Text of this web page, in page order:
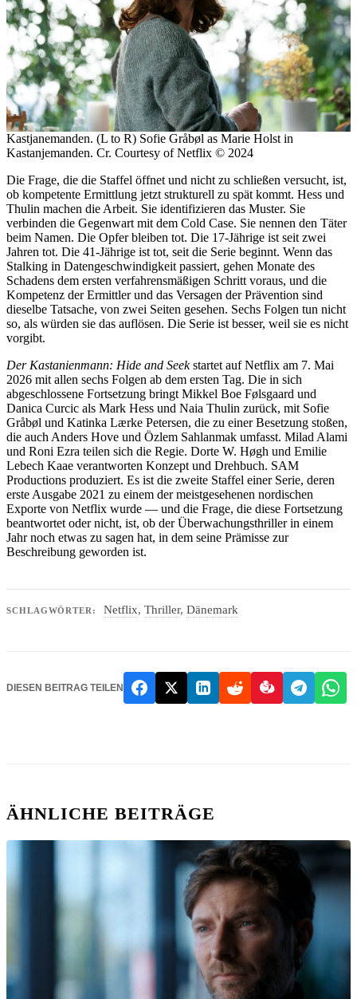
Kastjanemanden. (L to R) Sofie Gråbøl as Marie Holst in
Kastanjemanden. Cr. Courtesy of Netflix © 2024
Die Frage, die die Staffel öffnet und nicht zu schließen versucht, ist,
ob kompetente Ermittlung jetzt strukturell zu spät kommt. Hess und
Thulin machen die Arbeit. Sie identifizieren das Muster. Sie
verbinden die Gegenwart mit dem Cold Case. Sie nennen den Täter
beim Namen. Die Opfer bleiben tot. Die 17-Jährige ist seit zwei
Jahren tot. Die 41-Jährige ist tot, seit die Serie beginnt. Wenn das
Stalking in Datengeschwindigkeit passiert, gehen Monate des
Schadens dem ersten verfahrensmäßigen Schritt voraus, und die
Kompetenz der Ermittler und das Versagen der Prävention sind
dieselbe Tatsache, von zwei Seiten gesehen. Sechs Folgen tun nicht
so, als würden sie das auflösen. Die Serie ist besser, weil sie es nicht
vorgibt.
Der Kastanienmann: Hide and Seekstartet auf Netflix am 7. Mai
2026 mit allen sechs Folgen ab dem ersten Tag. Die in sich
abgeschlossene Fortsetzung bringt Mikkel Boe Følsgaard und
Danica Curcic als Mark Hess und Naia Thulin zurück, mit Sofie
Gråbøl und Katinka Lærke Petersen, die zu einer Besetzung stoßen,
die auch Anders Hove und Özlem Sahlanmak umfasst. Milad Alami
und Roni Ezra teilen sich die Regie. Dorte W. Høgh und Emilie
Lebech Kaae verantworten Konzept und Drehbuch. SAM
Productions produziert. Es ist die zweite Staffel einer Serie, deren
erste Ausgabe 2021 zu einem der meistgesehenen nordischen
Exporte von Netflix wurde — und die Frage, die diese Fortsetzung
beantwortet oder nicht, ist, ob der Überwachungsthriller in einem
Jahr noch etwas zu sagen hat, in dem seine Prämisse zur
Beschreibung geworden ist.
SCHLAGWÖRTER: Netflix, Thriller, Dänemark
DIESEN BEITRAG TEILEN
ÄHNLICHE BEITRÄGE